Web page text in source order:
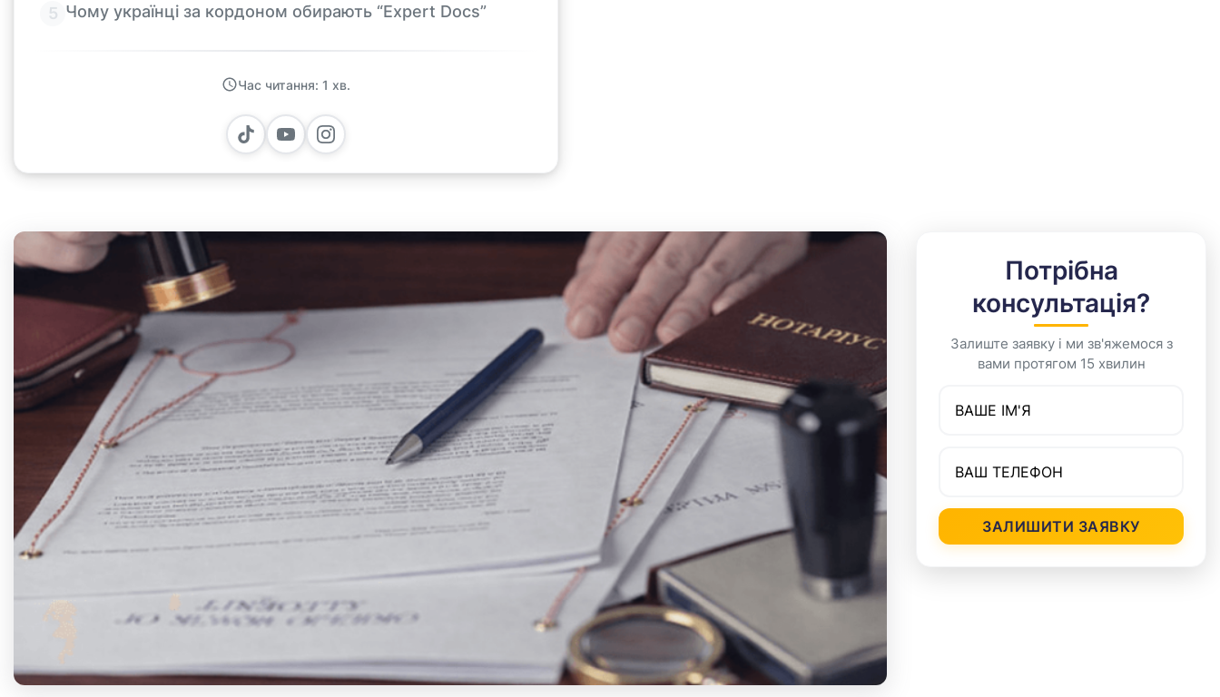
Чому українці за кордоном обирають “Expert Docs”
Час читання: 1 хв.
Потрібна
консультація?
Залиште заявку і ми зв'яжемося з
вами протягом 15 хвилин
ЗАЛИШИТИ ЗАЯВКУ